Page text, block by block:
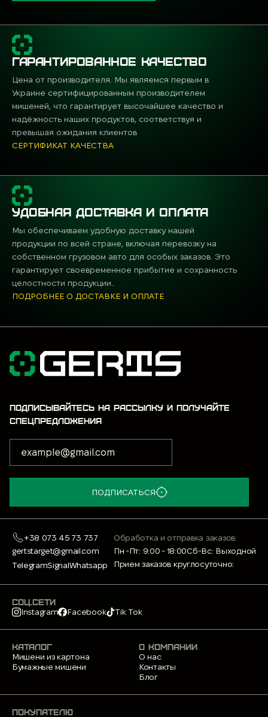
ГАРАНТИРОВАННОЕ КАЧЕСТВО
Цена от производителя. Мы являемся первым в
Украине сертифицированным производителем
мишеней, что гарантирует высочайшее качество и
надёжность наших продуктов, соответствуя и
превышая ожидания клиентов
СЕРТИФИКАТ КАЧЕСТВА
УДОБНАЯ ДОСТАВКА И ОПЛАТА
Мы обеспечиваем удобную доставку нашей
продукции по всей стране, включая перевозку на
собственном грузовом авто для особых заказов. Это
гарантирует своевременное прибытие и сохранность
целостности продукции..
ПОДРОБНЕЕ О ДОСТАВКЕ И ОПЛАТЕ
+38 073 45 73 737
gertstarget@gmail.com
TelegramSignalWhatsapp
Обработка и отправка заказов:
Пн -Пт: 9:00 - 18:00Сб-Вс: Выходной
Прием заказов круглосуточно:
СОЦ.СЕТИ
Instagram
Facebook Tik Tok
КАТАЛОГ
Мишени из картона
Бумажные мишени
О КОМПАНИИ
О нас
Контакты
Блог
ПОКУПАТЕЛЮ
ПОДПИСЫВАЙТЕСЬ НА РАССЫЛКУ И ПОЛУЧАЙТЕ
СПЕЦПРЕДЛОЖЕНИЯ
ПОДПИСАТЬСЯ